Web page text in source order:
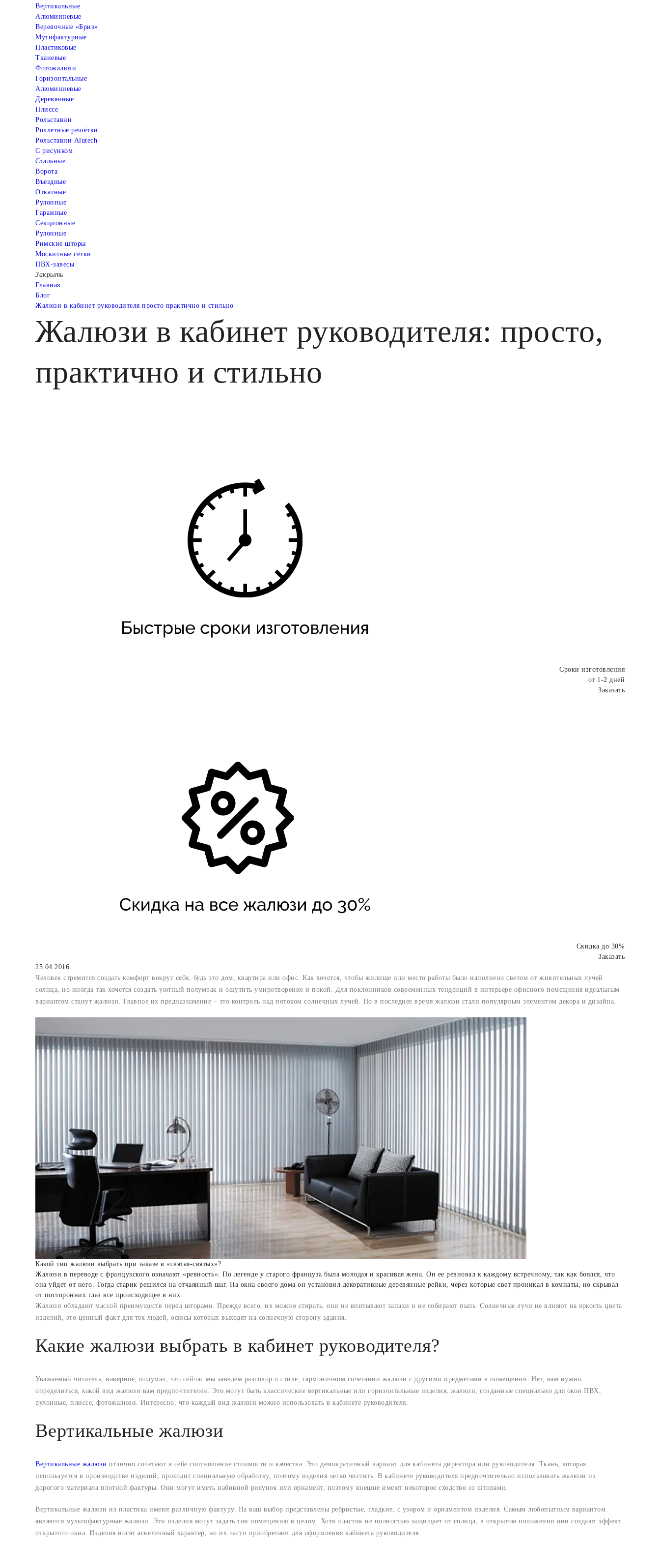
Вертикальные
Алюмииневые
Веревочные «Бриз»
Мутифактурные
Пластиковые
Тканевые
Фотожалюзи
Горизонтальные
Алюминиевые
Деревянные
Плиссе
Рольставни
Роллетные решётки
Рольставни Alutech
С рисунком
Стальные
Ворота
Въездные
Откатные
Рулонные
Гаражные
Cекционные
Рулонные
Римские шторы
Москитные сетки
ПВХ-завесы
Закрыть
Главная
Блог
Жалюзи в кабинет руководителя просто практично и стильно
Жалюзи в кабинет руководителя: просто,
практично и стильно
Сроки изготовления
от 1-2 дней
Заказать
Скидка до 30%
Заказать
25.04.2016
Человек стремится создать комфорт вокруг себя, будь это дом, квартира или офис. Как хочется, чтобы жилище или место работы было наполнено светом от живительных лучей
солнца, но иногда так хочется создать уютный полумрак и ощутить умиротворение и покой. Для поклонников современных тенденций в интерьере офисного помещения идеальным
вариантом станут жалюзи. Главное их предназначение – это контроль над потоком солнечных лучей. Но в последнее время жалюзи стали популярным элементом декора и дизайна.
Какой тип жалюзи выбрать при заказе в «святая-святых»?
Жалюзи в переводе с французского означают «ревность». По легенде у старого француза была молодая и красивая жена. Он ее ревновал к каждому встречному, так как боялся, что
она уйдет от него. Тогда старик решился на отчаянный шаг. На окна своего дома он установил декоративные деревянные рейки, через которые свет проникал в комнаты, но скрывал
от посторонних глаз все происходящее в них
Жалюзи обладают массой преимуществ перед шторами. Прежде всего, их можно стирать, они не впитывают запахи и не собирают пыль. Солнечные лучи не влияют на яркость цвета
изделий, это ценный факт для тех людей, офисы которых выходят на солнечную сторону здания.
Какие жалюзи выбрать в кабинет руководителя?
Уважаемый читатель, наверное, подумал, что сейчас мы заведем разговор о стиле, гармоничном сочетании жалюзи с другими предметами в помещении. Нет, вам нужно
определиться, какой вид жалюзи вам предпочтителен. Это могут быть классические вертикальные или горизонтальные изделия, жалюзи, созданные специально для окон ПВХ,
рулонные, плиссе, фотожалюзи. Интересно, что каждый вид жалюзи можно использовать в кабинете руководителя.
Вертикальные жалюзи
Вертикальные жалюзи отлично сочетают в себе соотношение стоимости и качества. Это демократичный вариант для кабинета директора или руководителя. Ткань, которая
используется в производстве изделий, проходит специальную обработку, поэтому изделия легко чистить. В кабинете руководителя предпочтительно использовать жалюзи из
дорогого материала плотной фактуры. Они могут иметь набивной рисунок или орнамент, поэтому внешне имеют некоторое сходство со шторами.
Вертикальные жалюзи из пластика имеют различную фактуру. На ваш выбор представлены ребристые, гладкие, с узором и орнаментом изделия. Самым любопытным вариантом
являются мультифактурные жалюзи. Эти изделия могут задать тон помещению в целом. Хотя пластик не полностью защищает от солнца, в открытом положении они создают эффект
открытого окна. Изделия носят аскетичный характер, но их часто приобретают для оформления кабинета руководителя.